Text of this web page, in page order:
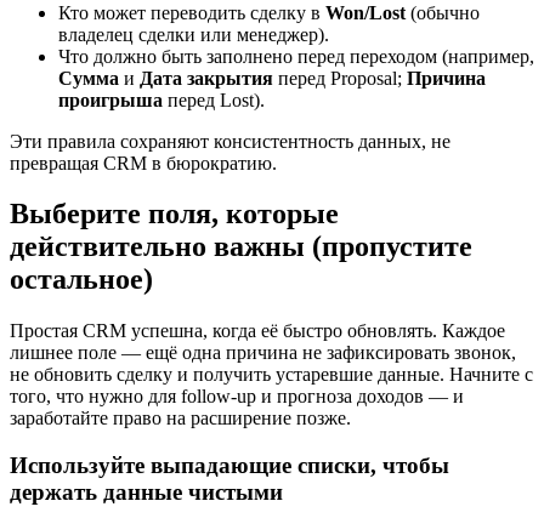
Кто может переводить сделку в Won/Lost (обычно
владелец сделки или менеджер).
Что должно быть заполнено перед переходом (например,
Сумма и Дата закрытия перед Proposal; Причина
проигрыша перед Lost).
Эти правила сохраняют консистентность данных, не
превращая CRM в бюрократию.
Выберите поля, которые
действительно важны (пропустите
остальное)
Простая CRM успешна, когда её быстро обновлять. Каждое
лишнее поле — ещё одна причина не зафиксировать звонок,
не обновить сделку и получить устаревшие данные. Начните с
того, что нужно для follow-up и прогноза доходов — и
заработайте право на расширение позже.
Используйте выпадающие списки, чтобы
держать данные чистыми